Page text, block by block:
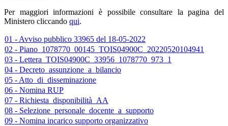
Per maggiori informazioni è possibile consultare la pagina del
Ministero cliccando qui.
01 - Avviso pubblico 33965 del 18-05-2022
02 - Piano_1078770_00145_TOIS04900C_20220520104941
03 - Lettera_TOIS04900C_33956_1078770_973_1
04 - Decreto_assunzione_a_bilancio
05 - Atto_di_disseminazione
06 - Nomina RUP
07 - Richiesta_disponibilità_AA
08 - Selezione_personale_docente_a_supporto
09 - Nomina incarico supporto organizzativo